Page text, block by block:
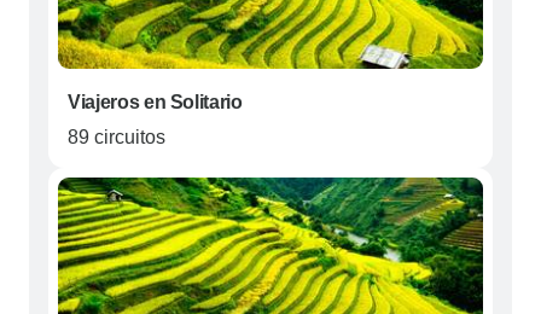
Viajeros en Solitario
89 circuitos